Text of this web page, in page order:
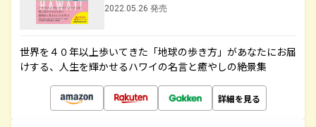
2022.05.26 発売
世界を４０年以上歩いてきた「地球の歩き方」があなたにお届
けする、人生を輝かせるハワイの名言と癒やしの絶景集
詳細を見る